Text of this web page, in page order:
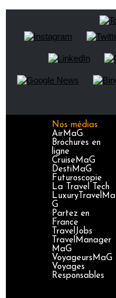
Nos médias
AirMaG
Brochures en
ligne
CruiseMaG
DestiMaG
Futuroscopie
La Travel Tech
LuxuryTravelMa
G
Partez en
France
TravelJobs
TravelManager
MaG
VoyageursMaG
Voyages
Responsables